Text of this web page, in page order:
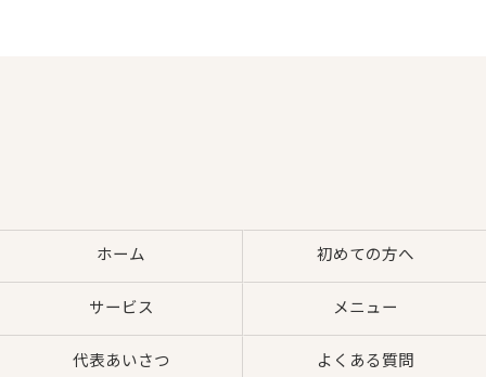
ホーム 初めての方へ
サービス メニュー
代表あいさつ よくある質問